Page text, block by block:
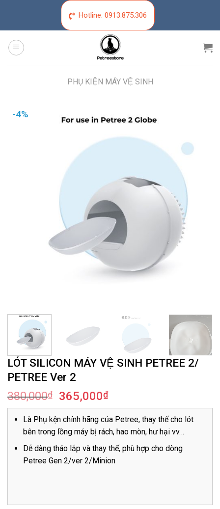
content
Hotline: 0913.875.306
PHỤ KIỆN MÁY VỆ SINH
-4%
LÓT SILICON MÁY VỆ SINH PETREE 2/
PETREE Ver 2
380,000₫ 365,000₫
Là Phụ kện chính hãng của Petree, thay thế cho lót
bên trong lồng máy bị rách, hao mòn, hư hại vv…
Dễ dàng tháo lắp và thay thế, phù hợp cho dòng
Petree Gen 2/ver 2/Minion